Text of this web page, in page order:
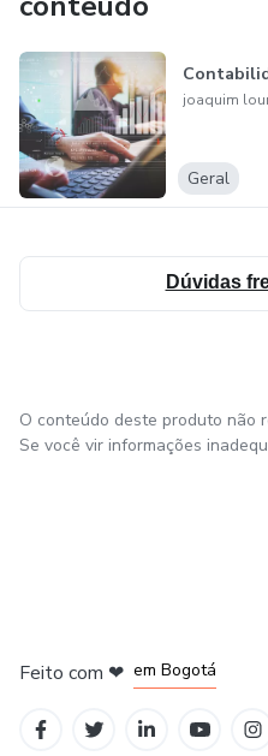
joaquim
Geral
Dúvidas
O conteúdo deste produto não
Se você vir informações
Feito com ❤ em Bogotá